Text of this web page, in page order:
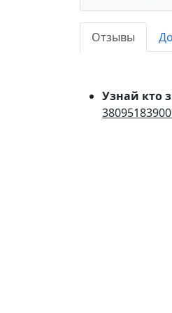
Отзывы
Узнай кто